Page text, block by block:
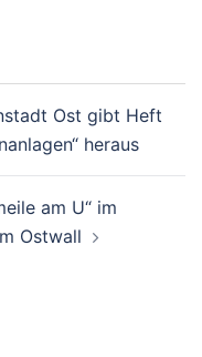
Ost gibt Heft
heraus
am U“ im
Ostwall